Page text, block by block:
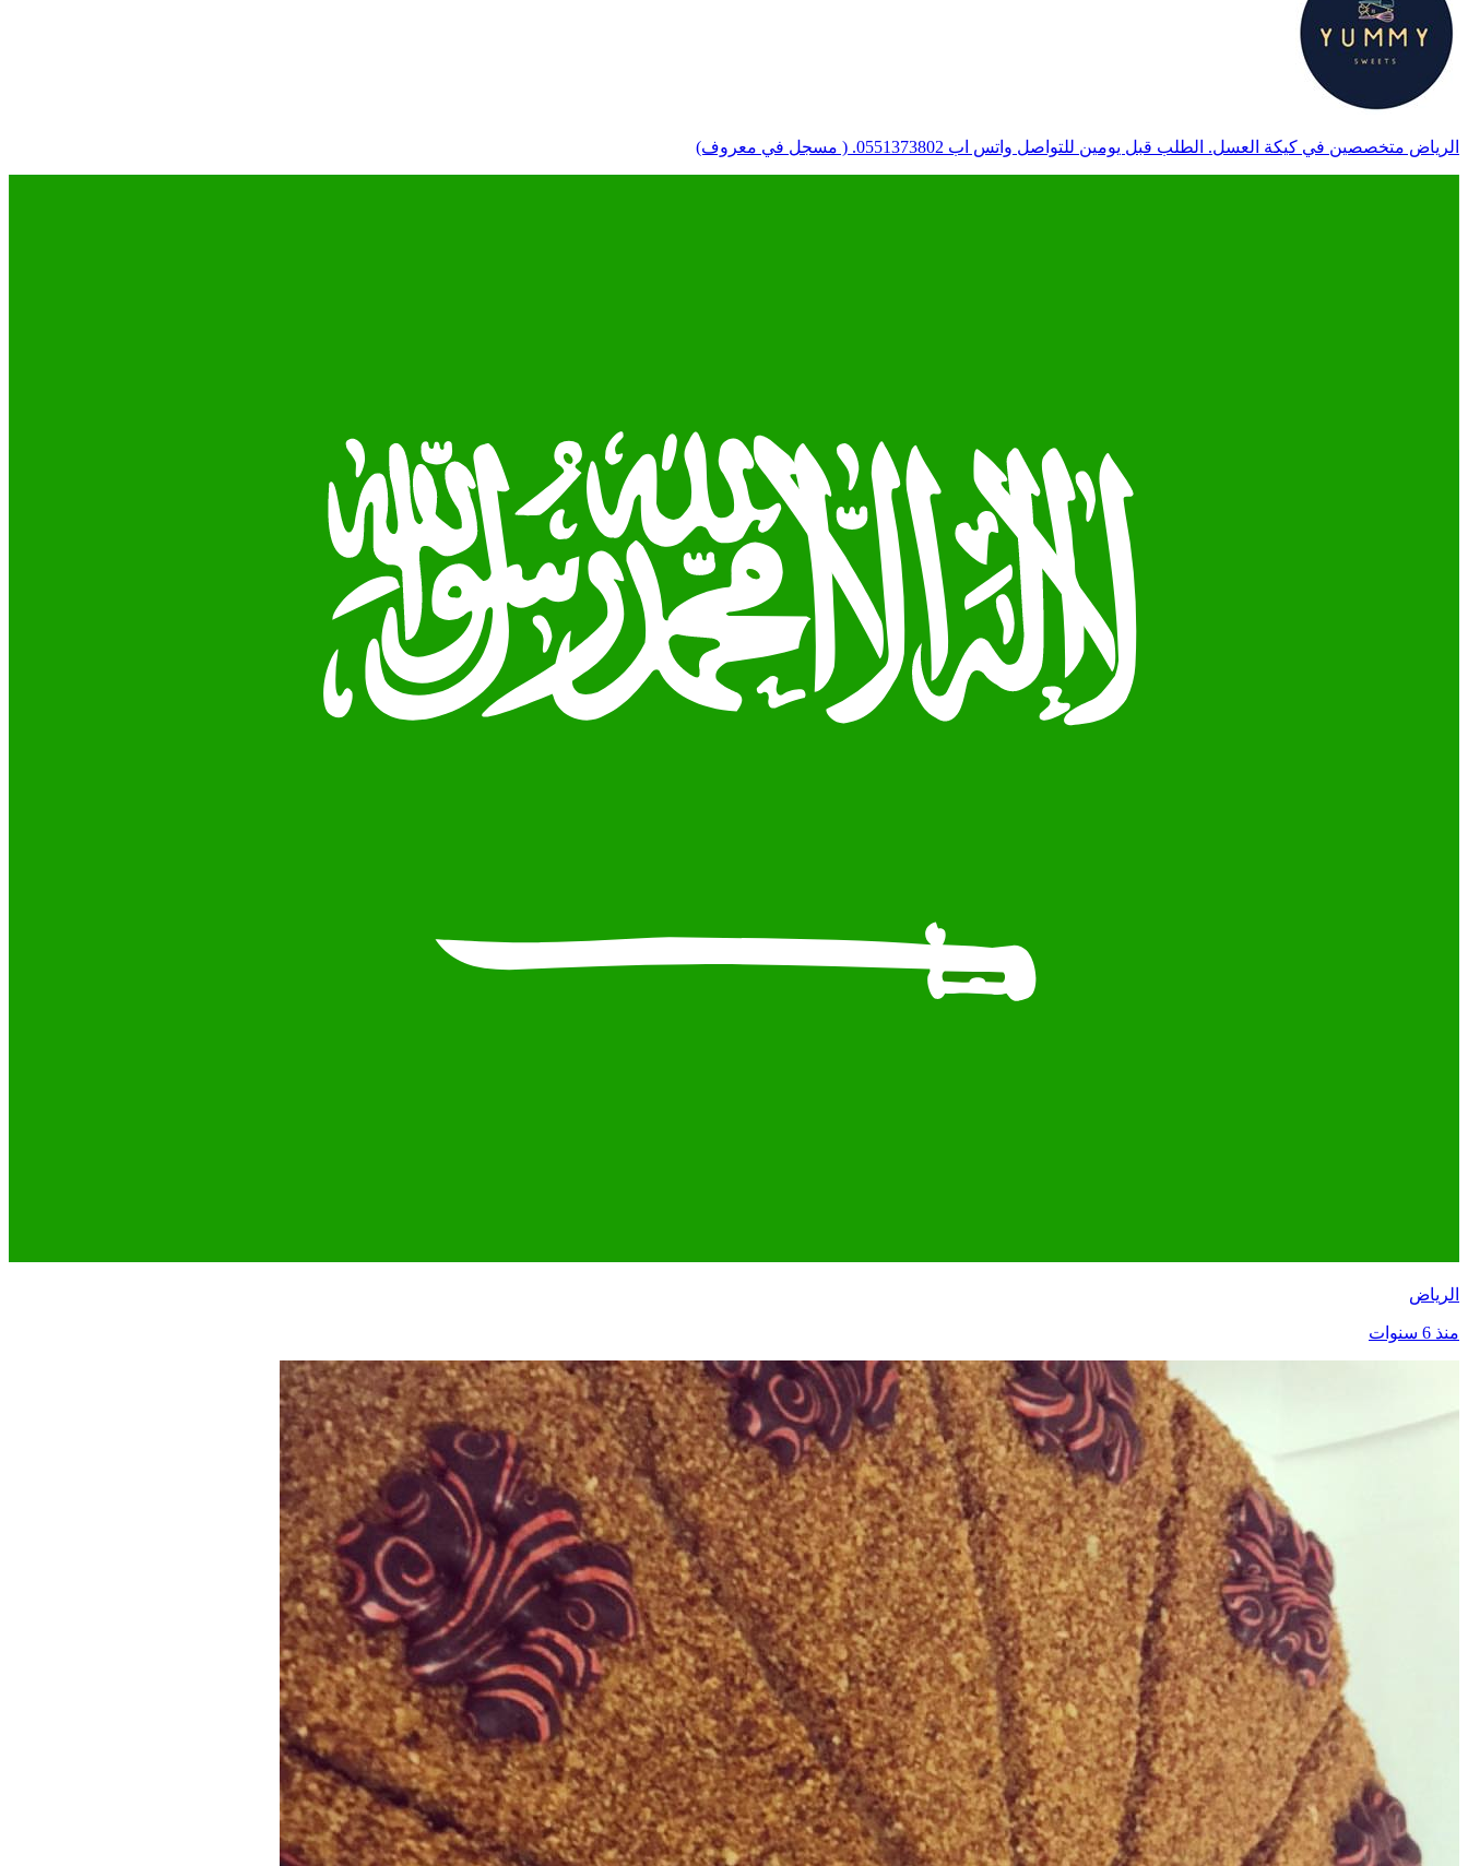
الرياض متخصصين في كيكة العسل. الطلب قبل يومين للتواصل واتس اب 0551373802. ( مسجل في معروف)
الرياض
منذ 6 سنوات